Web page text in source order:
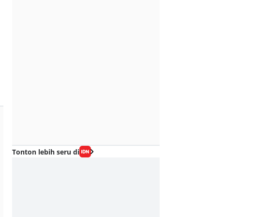
Tonton lebih seru di